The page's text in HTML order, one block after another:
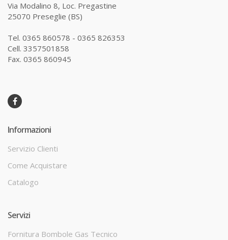
Via Modalino 8, Loc. Pregastine
25070 Preseglie (BS)
Tel. 0365 860578 - 0365 826353
Cell. 3357501858
Fax. 0365 860945
Informazioni
Servizio Clienti
Come Acquistare
Catalogo
Servizi
Fornitura Bombole Gas Tecnico